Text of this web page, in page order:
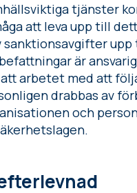
tjänster
att leva upp till
är
arbetet med att
drabbas av
och